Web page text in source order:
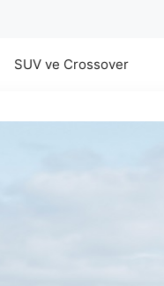
SUV ve Crossover